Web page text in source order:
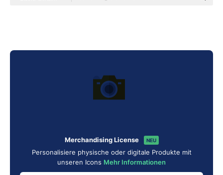
Merchandising License NEU
Personalisiere physische oder digitale Produkte mit
unseren Icons Mehr Informationen